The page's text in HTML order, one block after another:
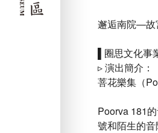
邂逅南院—故
▌圈思文化
▹ 演出簡介：
菩花樂集（
Poorva 181
號和陌生的音